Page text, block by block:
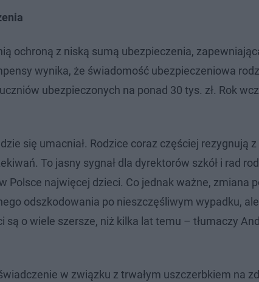
ochroną z niską sumą ubezpieczenia,
wynika, że świadomość ubezpieczeniowa
ubezpieczonych na ponad 30 tys. zł. Rok
się umacniał. Rodzice coraz częściej rezygnują
To jasny sygnał dla dyrektorów szkół i rad
najwięcej dzieci. Co jednak ważne, zmiana
odszkodowania po nieszczęśliwym wypadku,
o wiele szersze, niż kilka lat temu – tłumaczy
w związku z trwałym uszczerbkiem na